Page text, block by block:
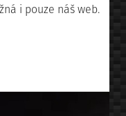
i pouze náš web.